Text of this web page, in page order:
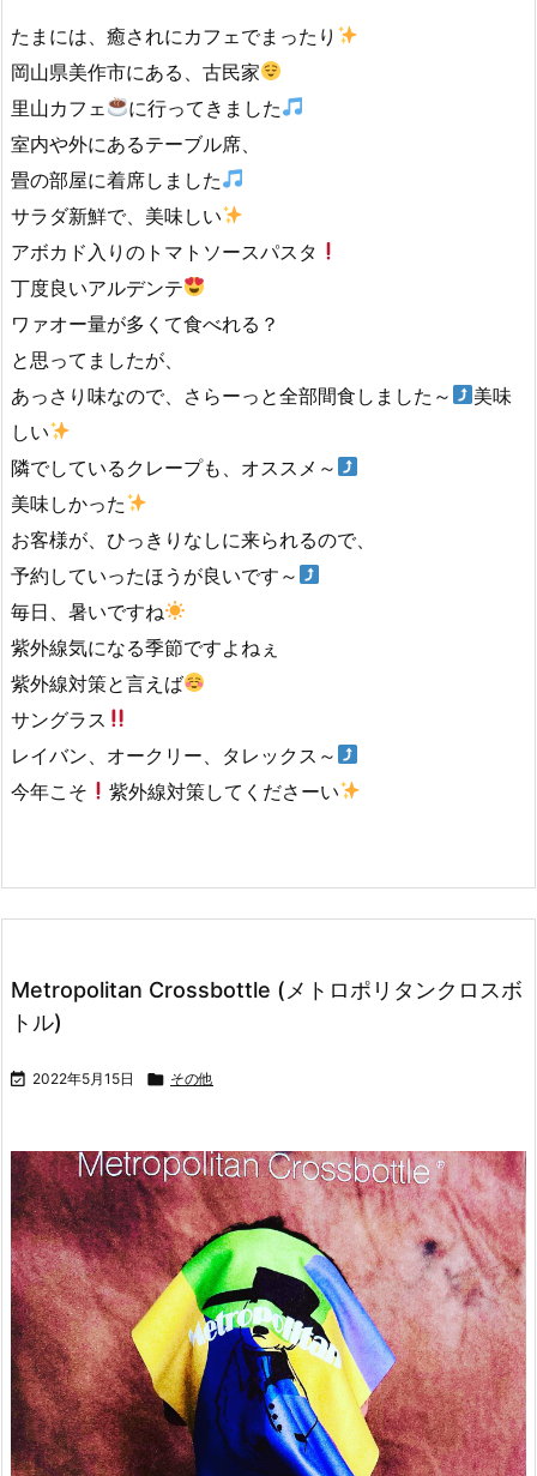
たまには、癒されにカフェでまったり
岡山県美作市にある、古民家
里山カフェ
に行ってきました
室内や外にあるテーブル席、
畳の部屋に着席しました
サラダ新鮮で、美味しい
アボカド入りのトマトソースパスタ
丁度良いアルデンテ
ワァオー量が多くて食べれる？
と思ってましたが、
あっさり味なので、さらーっと全部間食しました～
美味
しい
隣でしているクレープも、オススメ～
美味しかった
お客様が、ひっきりなしに来られるので、
予約していったほうが良いです～
毎日、暑いですね
紫外線気になる季節ですよねぇ
紫外線対策と言えば
サングラス
レイバン、オークリー、タレックス～
今年こそ
紫外線対策してくださーい
Metropolitan Crossbottle (メトロポリタンクロスボ
トル)
 2022年5月15日  その他